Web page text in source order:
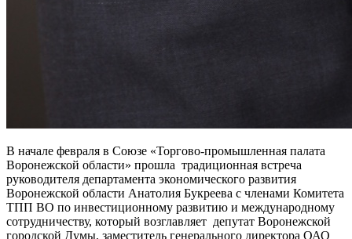
В начале февраля в Союзе «Торгово-промышленная палата
Воронежской области» прошла традиционная встреча
руководителя департамента экономического развития
Воронежской области Анатолия Букреева с членами Комитета
ТПП ВО по инвестиционному развитию и международному
сотрудничеству, который возглавляет депутат Воронежской
городской Думы, заместитель генерального директора ОАО